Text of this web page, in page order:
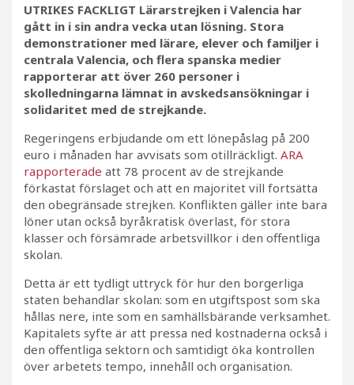
UTRIKES FACKLIGT Lärarstrejken i Valencia har
gått in i sin andra vecka utan lösning. Stora
demonstrationer med lärare, elever och familjer i
centrala Valencia, och flera spanska medier
rapporterar att över 260 personer i
skolledningarna lämnat in avskedsansökningar i
solidaritet med de strejkande.
Regeringens erbjudande om ett lönepåslag på 200
euro i månaden har avvisats som otillräckligt. ARA
rapporterade att 78 procent av de strejkande
förkastat förslaget och att en majoritet vill fortsätta
den obegränsade strejken. Konflikten gäller inte bara
löner utan också byråkratisk överlast, för stora
klasser och försämrade arbetsvillkor i den offentliga
skolan.
Detta är ett tydligt uttryck för hur den borgerliga
staten behandlar skolan: som en utgiftspost som ska
hållas nere, inte som en samhällsbärande verksamhet.
Kapitalets syfte är att pressa ned kostnaderna också i
den offentliga sektorn och samtidigt öka kontrollen
över arbetets tempo, innehåll och organisation.